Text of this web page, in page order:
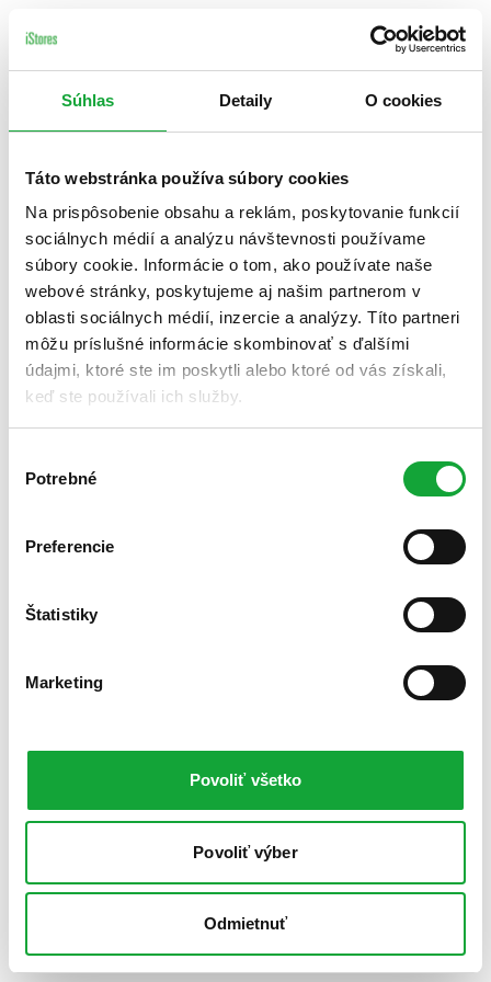
Súhlas Detaily O cookies
Táto webstránka používa súbory cookies
Na prispôsobenie obsahu a reklám, poskytovanie funkcií
sociálnych médií a analýzu návštevnosti používame
súbory cookie. Informácie o tom, ako používate naše
webové stránky, poskytujeme aj našim partnerom v
oblasti sociálnych médií, inzercie a analýzy. Títo partneri
môžu príslušné informácie skombinovať s ďalšími
údajmi, ktoré ste im poskytli alebo ktoré od vás získali,
keď ste používali ich služby.
súhlasu
Potrebné
Preferencie
Štatistiky
Marketing
Povoliť všetko
Povoliť výber
Odmietnuť